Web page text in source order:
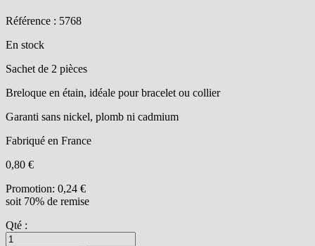
Référence : 5768
En stock
Sachet de 2 pièces
Breloque en étain, idéale pour bracelet ou collier
Garanti sans nickel, plomb ni cadmium
Fabriqué en France
0,80 €
Promotion: 0,24 €
soit 70% de remise
Qté :